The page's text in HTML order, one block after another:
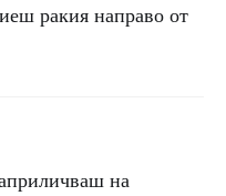
ракия направо от
на